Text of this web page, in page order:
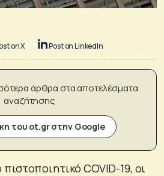
on X Post on LinkedIn
άρθρα στα αποτελέσματα
αναζήτησης
του ot.gr στην Google
COVID-19, οι